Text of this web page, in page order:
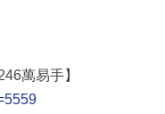
萬易手】